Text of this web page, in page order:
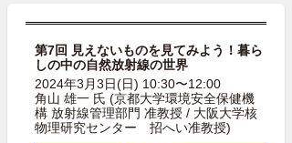
第7回 見えないものを見てみよう！暮ら
しの中の自然放射線の世界
2024年3月3日(日) 10:30〜12:00
角山 雄一 氏 (京都大学環境安全保健機
構 放射線管理部門 准教授 / 大阪大学核
物理研究センター 招へい准教授)